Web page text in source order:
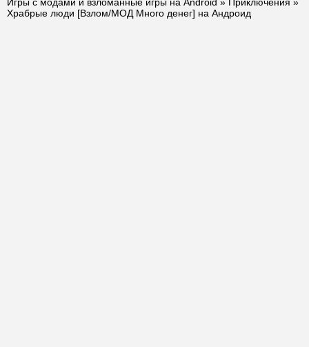
Храбрые люди [Взлом/МОД Много денег] на Андроид